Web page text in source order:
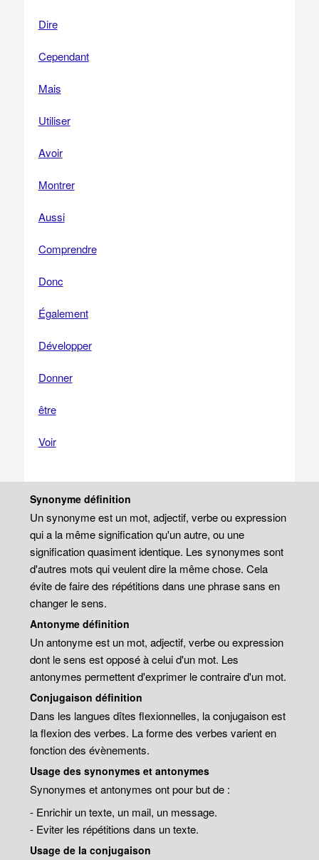
Dire
Cependant
Mais
Utiliser
Avoir
Montrer
Aussi
Comprendre
Donc
Également
Développer
Donner
être
Voir
Synonyme définition
Un synonyme est un mot, adjectif, verbe ou expression
qui a la même signification qu'un autre, ou une
signification quasiment identique. Les synonymes sont
d'autres mots qui veulent dire la même chose. Cela
évite de faire des répétitions dans une phrase sans en
changer le sens.
Antonyme définition
Un antonyme est un mot, adjectif, verbe ou expression
dont le sens est opposé à celui d'un mot. Les
antonymes permettent d'exprimer le contraire d'un mot.
Conjugaison définition
Dans les langues dîtes flexionnelles, la conjugaison est
la flexion des verbes. La forme des verbes varient en
fonction des évènements.
Usage des synonymes et antonymes
Synonymes et antonymes ont pour but de :
- Enrichir un texte, un mail, un message.
- Eviter les répétitions dans un texte.
Usage de la conjugaison